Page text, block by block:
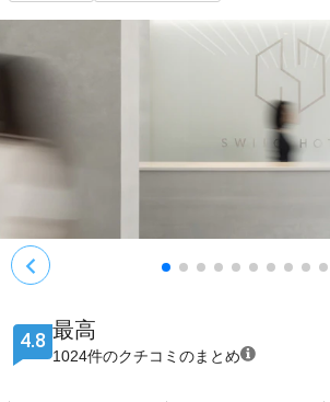
4.8 最高
1024件のクチコミのまとめ